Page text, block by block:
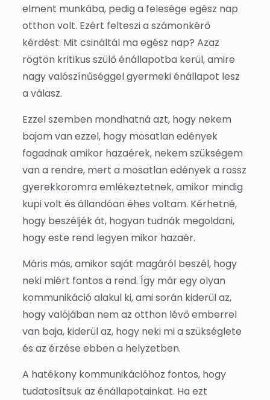
elment munkába, pedig a felesége egész nap
otthon volt. Ezért felteszi a számonkérő
kérdést: Mit csináltál ma egész nap? Azaz
rögtön kritikus szülő énállapotba kerül, amire
nagy valószínűséggel gyermeki énállapot lesz
a válasz.
Ezzel szemben mondhatná azt, hogy nekem
bajom van ezzel, hogy mosatlan edények
fogadnak amikor hazaérek, nekem szükségem
van a rendre, mert a mosatlan edények a rossz
gyerekkoromra emlékeztetnek, amikor mindig
kupi volt és állandóan éhes voltam. Kérhetné,
hogy beszéljék át, hogyan tudnák megoldani,
hogy este rend legyen mikor hazaér.
Máris más, amikor saját magáról beszél, hogy
neki miért fontos a rend. Így már egy olyan
kommunikáció alakul ki, ami során kiderül az,
hogy valójában nem az otthon lévő emberrel
van baja, kiderül az, hogy neki mi a szükséglete
és az érzése ebben a helyzetben.
A hatékony kommunikációhoz fontos, hogy
tudatosítsuk az énállapotainkat. Ha ezt